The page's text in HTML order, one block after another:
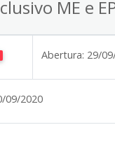
ME e
Abertura: 29/
09/2020